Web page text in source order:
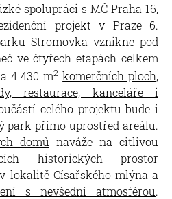
spolupráci s MČ Praha 16,
projekt v Praze 6.
Stromovka vznikne pod
ve čtyřech etapách celkem
4 430 m2 komerčních ploch,
restaurace, kanceláře i
celého projektu bude i
park přímo uprostřed areálu.
domů naváže na citlivou
historických prostor
lokalitě Císařského mlýna a
s nevšední atmosférou.